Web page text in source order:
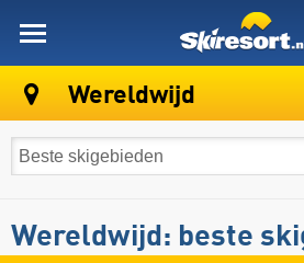
Wereldwijd
Wereldwijd: beste